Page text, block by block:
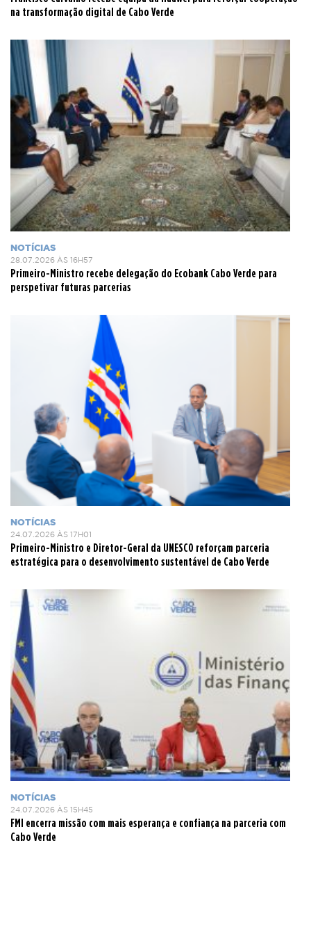
na transformação digital de Cabo Verde
NOTÍCIAS
28.07.2026 ÀS 16H57
Primeiro-Ministro recebe delegação do Ecobank Cabo Verde para
perspetivar futuras parcerias
NOTÍCIAS
24.07.2026 ÀS 17H01
Primeiro-Ministro e Diretor-Geral da UNESCO reforçam parceria
estratégica para o desenvolvimento sustentável de Cabo Verde
NOTÍCIAS
24.07.2026 ÀS 15H45
FMI encerra missão com mais esperança e confiança na parceria com
Cabo Verde